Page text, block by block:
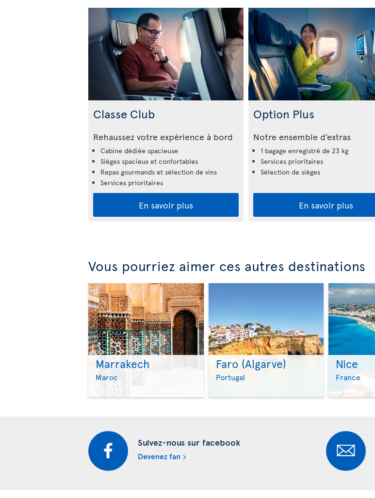
Classe Club
Rehaussez votre expérience à bord
Cabine dédiée spacieuse
Sièges spacieux et confortables
Repas gourmands et sélection de vins
Services prioritaires
En savoir plus
Option Plus
Notre ensemble d’extras
1 bagage enregistré de 23 kg
Services prioritaires
Sélection de sièges
En savoir plus
Vous pourriez aimer ces autres destinations
Marrakech
Maroc >
Faro (Algarve)
Portugal >
Nice
France
Suivez-nous sur facebook
Devenez fan